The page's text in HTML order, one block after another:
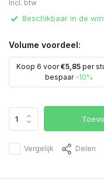
Incl. btw
Beschikbaar in de
Volume voordeel:
Koop 6 voor€5,85 per
bespaar -10%
Vergelijk Delen